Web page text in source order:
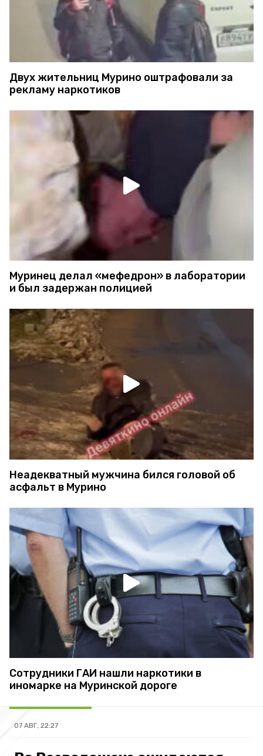
Двух жительниц Мурино оштрафовали за
рекламу наркотиков
Муринец делал «мефедрон» в лаборатории
и был задержан полицией
Неадекватный мужчина бился головой об
асфальт в Мурино
Сотрудники ГАИ нашли наркотики в
иномарке на Муринской дороге
07 АВГ, 22:27